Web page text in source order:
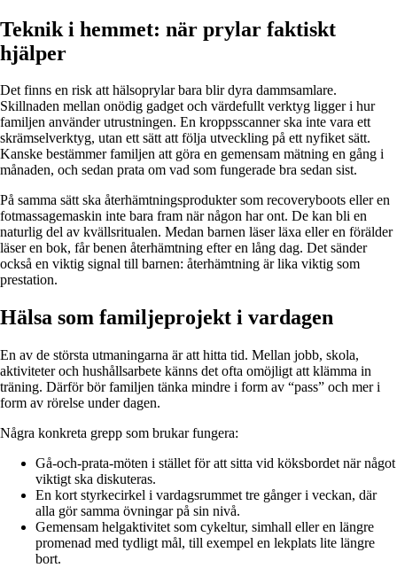
Teknik i hemmet: när prylar faktiskt
hjälper
Det finns en risk att hälsoprylar bara blir dyra dammsamlare.
Skillnaden mellan onödig gadget och värdefullt verktyg ligger i hur
familjen använder utrustningen. En kropps­scanner ska inte vara ett
skrämselverktyg, utan ett sätt att följa utveckling på ett nyfiket sätt.
Kanske bestämmer familjen att göra en gemensam mätning en gång i
månaden, och sedan prata om vad som fungerade bra sedan sist.
På samma sätt ska återhämtningsprodukter som recoveryboots eller en
fotmassage­maskin inte bara fram när någon har ont. De kan bli en
naturlig del av kvällsritualen. Medan barnen läser läxa eller en förälder
läser en bok, får benen återhämtning efter en lång dag. Det sänder
också en viktig signal till barnen: återhämtning är lika viktig som
prestation.
Hälsa som familjeprojekt i vardagen
En av de största utmaningarna är att hitta tid. Mellan jobb, skola,
aktiviteter och hushållsarbete känns det ofta omöjligt att klämma in
träning. Därför bör familjen tänka mindre i form av “pass” och mer i
form av rörelse under dagen.
Några konkreta grepp som brukar fungera:
Gå-och-prata-möten i stället för att sitta vid köksbordet när något
viktigt ska diskuteras.
En kort styrkecirkel i vardagsrummet tre gånger i veckan, där
alla gör samma övningar på sin nivå.
Gemensam helgaktivitet som cykeltur, simhall eller en längre
promenad med tydligt mål, till exempel en lekplats lite längre
bort.